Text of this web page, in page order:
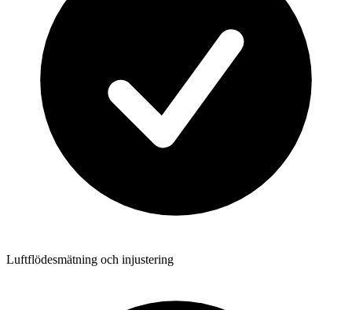
Luftflödesmätning och injustering